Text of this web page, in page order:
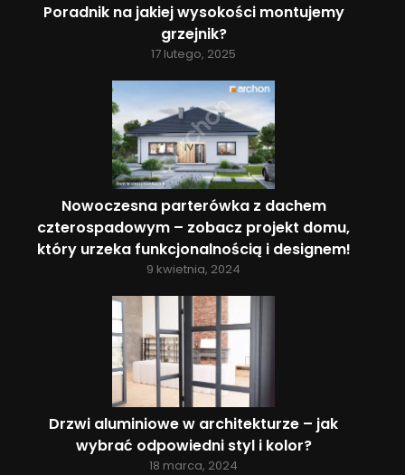
Poradnik na jakiej wysokości montujemy
grzejnik?
17 lutego, 2025
Nowoczesna parterówka z dachem
czterospadowym – zobacz projekt domu,
który urzeka funkcjonalnością i designem!
9 kwietnia, 2024
Drzwi aluminiowe w architekturze – jak
wybrać odpowiedni styl i kolor?
18 marca, 2024